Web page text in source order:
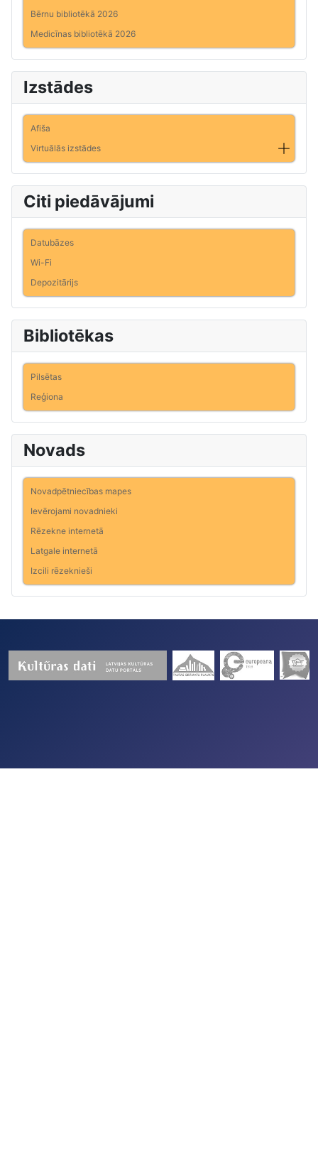
Bērnu bibliotēkā 2026
Medicīnas bibliotēkā 2026
Izstādes
Afiša
Virtuālās izstādes
Citi piedāvājumi
Datubāzes
Wi-Fi
Depozitārijs
Bibliotēkas
Pilsētas
Reģiona
Novads
Novadpētniecības mapes
Ievērojami novadnieki
Rēzekne internetā
Latgale internetā
Izcili rēzeknieši